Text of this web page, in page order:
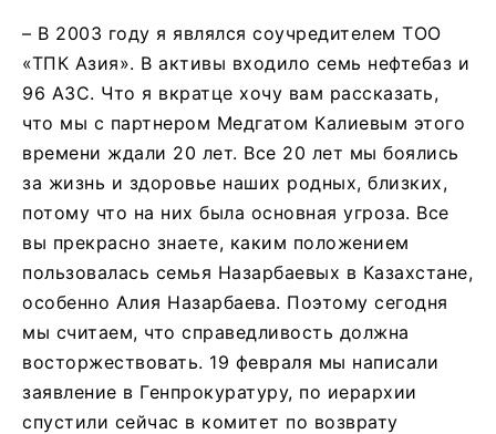
– В 2003 году я являлся соучредителем ТОО
«ТПК Азия». В активы входило семь нефтебаз и
96 АЗС. Что я вкратце хочу вам рассказать,
что мы с партнером Медгатом Калиевым этого
времени ждали 20 лет. Все 20 лет мы боялись
за жизнь и здоровье наших родных, близких,
потому что на них была основная угроза. Все
вы прекрасно знаете, каким положением
пользовалась семья Назарбаевых в Казахстане,
особенно Алия Назарбаева. Поэтому сегодня
мы считаем, что справедливость должна
восторжествовать. 19 февраля мы написали
заявление в Генпрокуратуру, по иерархии
спустили сейчас в комитет по возврату